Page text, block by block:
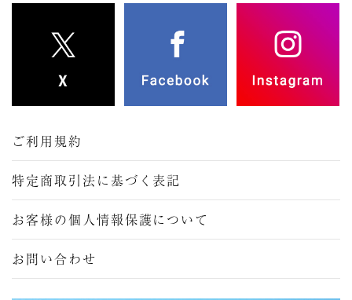
ご利用規約
特定商取引法に基づく表記
お客様の個人情報保護について
お問い合わせ